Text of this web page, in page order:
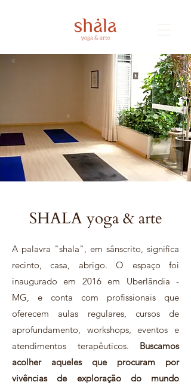
SHALA yoga & arte
A palavra "shala", em sânscrito, significa
recinto, casa, abrigo.O espaço foi
inaugurado em 2016 em Uberlândia -
MG, e conta com profissionais que
oferecem aulas regulares, cursos de
aprofundamento, workshops, eventos e
atendimentos terapêuticos. Buscamos
acolher aqueles que procuram por
vivências de exploração do mundo